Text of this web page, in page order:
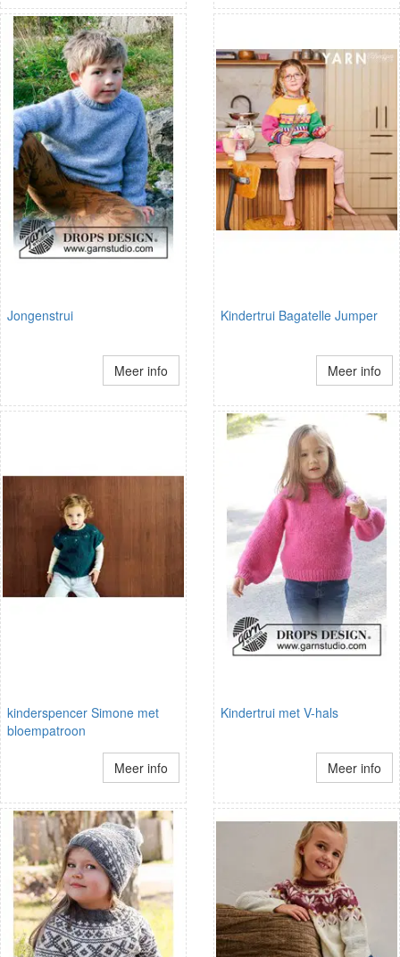
Jongenstrui
Meer info
Kindertrui Bagatelle Jumper
Meer info
kinderspencer Simone met
bloempatroon
Meer info
Kindertrui met V-hals
Meer info